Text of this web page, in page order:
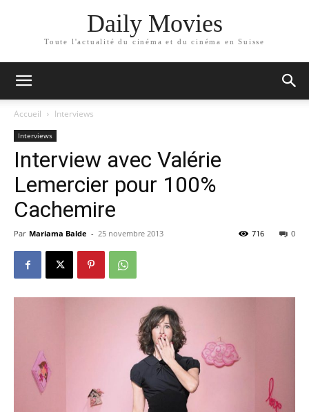
Daily Movies
Toute l'actualité du cinéma et du cinéma en Suisse
Accueil Interviews
Interviews
Interview avec Valérie
Lemercier pour 100%
Cachemire
Par Mariama Balde - 25 novembre 2013 0
716